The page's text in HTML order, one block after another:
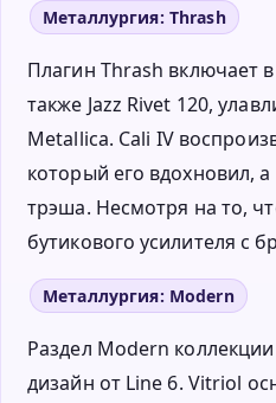
Металлургия: Thrash
Плагин Thrash включает
также Jazz Rivet 120,
Metallica. Cali IV
который его вдохновил,
трэша. Несмотря на то,
бутикового усилителя с
Металлургия: Modern
Раздел Modern
дизайн от Line 6. Vitriol